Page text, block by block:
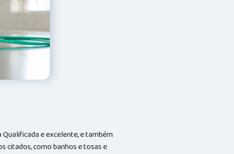
e excelente, e também
citados, como banhos e tosas e